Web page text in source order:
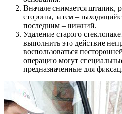
Вначале снимается штапик,
стороны, затем –
последним – нижний.
Удаление старого
выполнить это действие
воспользоваться
операцию могут
предназначенные для